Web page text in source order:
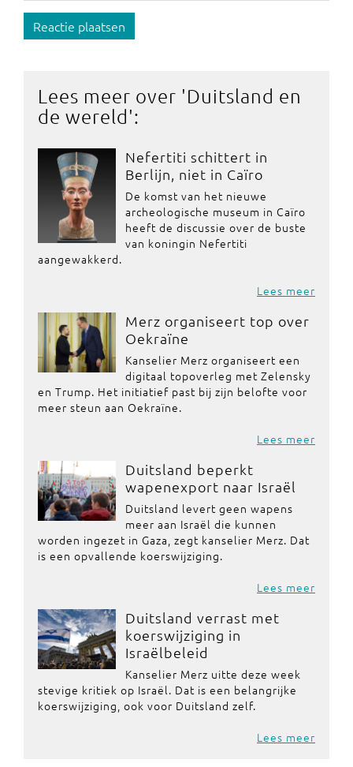
Reactie plaatsen
Lees meer over 'Duitsland en
de wereld':
Nefertiti schittert in
Berlijn, niet in Caïro
De komst van het nieuwe
archeologische museum in Caïro
heeft de discussie over de buste
van koningin Nefertiti
aangewakkerd.
Lees meer
Merz organiseert top over
Oekraïne
Kanselier Merz organiseert een
digitaal topoverleg met Zelensky
en Trump. Het initiatief past bij zijn belofte voor
meer steun aan Oekraïne.
Lees meer
Duitsland beperkt
wapenexport naar Israël
Duitsland levert geen wapens
meer aan Israël die kunnen
worden ingezet in Gaza, zegt kanselier Merz. Dat
is een opvallende koerswijziging.
Lees meer
Duitsland verrast met
koerswijziging in
Israëlbeleid
Kanselier Merz uitte deze week
stevige kritiek op Israël. Dat is een belangrijke
koerswijziging, ook voor Duitsland zelf.
Lees meer